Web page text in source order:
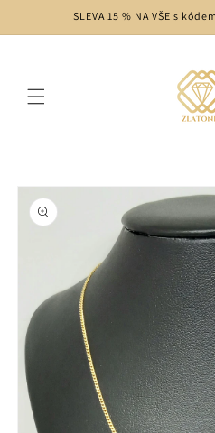
SLEVA 15 % NA VŠE s
Skip to
product
information